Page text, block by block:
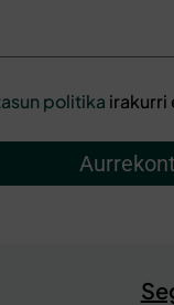
politika irakurri